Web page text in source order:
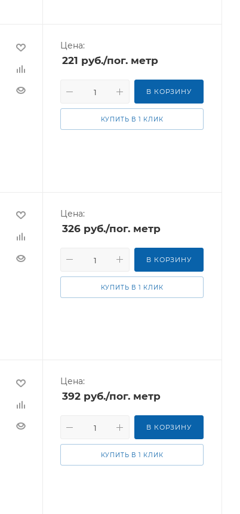
Цена:
221 руб./пог. метр
В КОРЗИНУ
КУПИТЬ В 1 КЛИК
Цена:
326 руб./пог. метр
В КОРЗИНУ
КУПИТЬ В 1 КЛИК
Цена:
392 руб./пог. метр
В КОРЗИНУ
КУПИТЬ В 1 КЛИК